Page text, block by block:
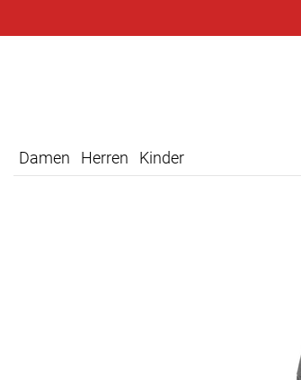
Damen Herren Kinder